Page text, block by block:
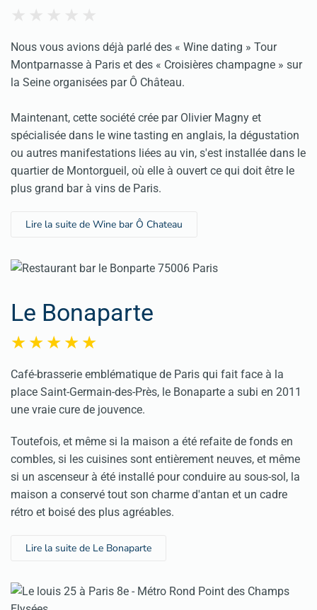
Nous vous avions déjà parlé des « Wine dating » Tour
Montparnasse à Paris et des « Croisières champagne » sur
la Seine organisées par Ô Château.
Maintenant, cette société crée par Olivier Magny et
spécialisée dans le wine tasting en anglais, la dégustation
ou autres manifestations liées au vin, s'est installée dans le
quartier de Montorgueil, où elle à ouvert ce qui doit être le
plus grand bar à vins de Paris.
Lire la suite de Wine bar Ô Chateau
Le Bonaparte
Café-brasserie emblématique de Paris qui fait face à la
place Saint-Germain-des-Près, le Bonaparte a subi en 2011
une vraie cure de jouvence.
Toutefois, et même si la maison a été refaite de fonds en
combles, si les cuisines sont entièrement neuves, et même
si un ascenseur à été installé pour conduire au sous-sol, la
maison a conservé tout son charme d'antan et un cadre
rétro et boisé des plus agréables.
Lire la suite de Le Bonaparte